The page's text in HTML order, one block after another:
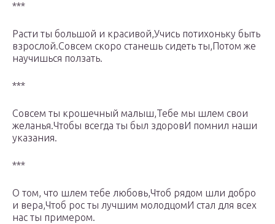
***
Расти ты большой и красивой,Учись потихоньку быть
взрослой.Совсем скоро станешь сидеть ты,Потом же
научишься ползать.
***
Совсем ты крошечный малыш,Тебе мы шлем свои
желанья.Чтобы всегда ты был здоровИ помнил наши
указания.
***
О том, что шлем тебе любовь,Чтоб рядом шли добро
и вера,Чтоб рос ты лучшим молодцомИ стал для всех
нас ты примером.